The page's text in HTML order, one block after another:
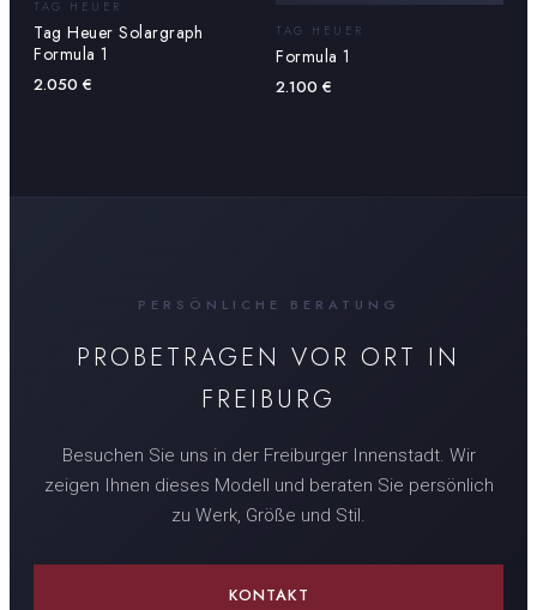
TAG HEUER
Tag Heuer Solargraph
Formula 1
2.050 €
TAG HEUER
Formula 1
2.100 €
PERSÖNLICHE BERATUNG
PROBETRAGEN VOR ORT IN
FREIBURG
Besuchen Sie uns in der Freiburger Innenstadt. Wir
zeigen Ihnen dieses Modell und beraten Sie persönlich
zu Werk, Größe und Stil.
KONTAKT